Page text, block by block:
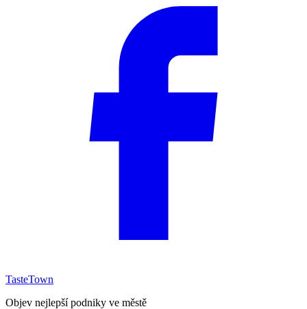
TasteTown
Objev nejlepší podniky ve městě